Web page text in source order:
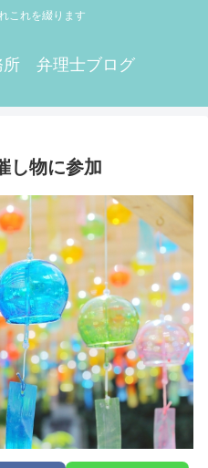
これを綴ります
所 弁理士ブログ
し物に参加